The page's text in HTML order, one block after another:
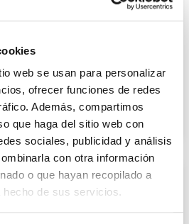
web se usan para personalizar
ofrecer funciones de redes
Además, compartimos
que haga del sitio web con
sociales, publicidad y análisis
con otra información
o que hayan recopilado a
de sus servicios.
proceso de
de procesos manuales en
de facturas electrónicas,
la gestión.
con Veri*Factu